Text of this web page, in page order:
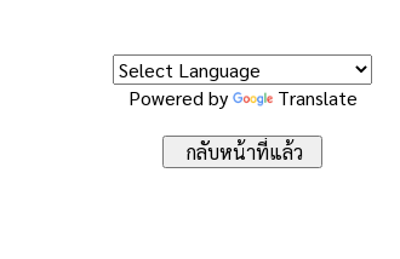
Powered by Translate